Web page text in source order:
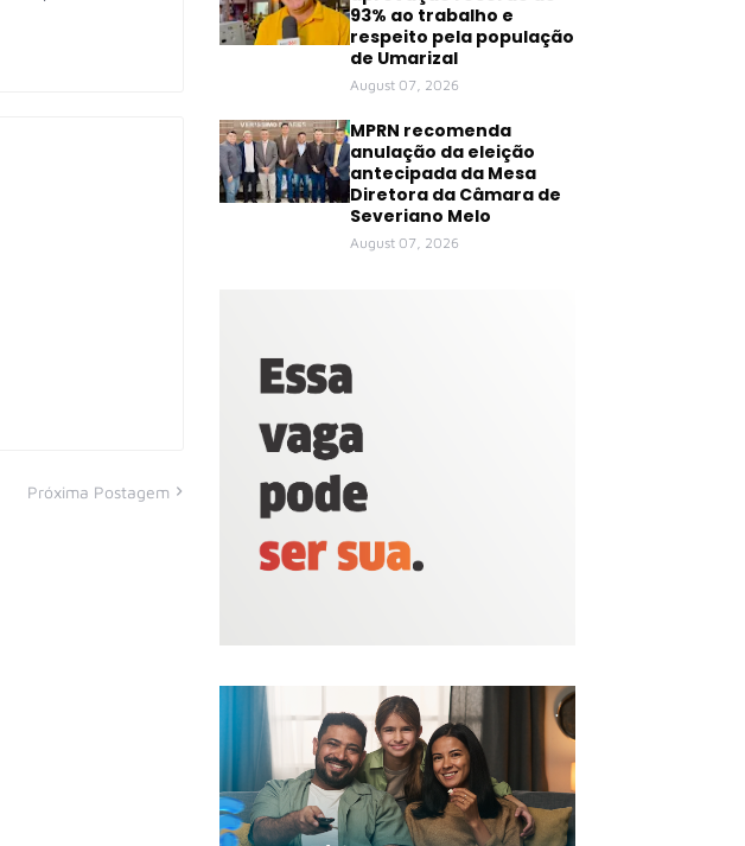
Próxima Postagem
93% ao trabalho e
respeito pela população
de Umarizal
August 07, 2026
MPRN recomenda
anulação da eleição
antecipada da Mesa
Diretora da Câmara de
Severiano Melo
August 07, 2026